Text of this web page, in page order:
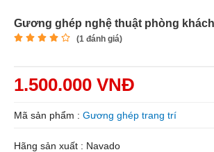
Gương ghép nghệ thuật phòng
(1 đánh giá)
1.500.000 VNĐ
Mã sản phẩm : Gương ghép trang trí
Hãng sản xuất : Navado